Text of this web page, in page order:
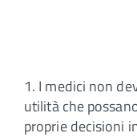
1. I medici non
utilità che
proprie decisioni